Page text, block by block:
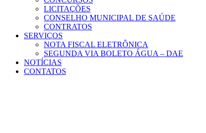
LICITAÇÕES
CONSELHO MUNICIPAL DE SAÚDE
CONTRATOS
SERVIÇOS
NOTA FISCAL ELETRÔNICA
SEGUNDA VIA BOLETO ÁGUA – DAE
NOTÍCIAS
CONTATOS